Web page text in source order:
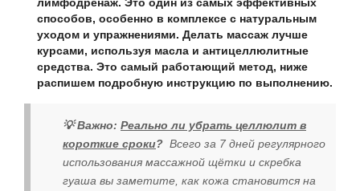
способов, особенно в комплексе с натуральным
уходом и упражнениями. Делать массаж лучше
курсами, используя масла и антицеллюлитные
средства. Это самый работающий метод, ниже
распишем подробную инструкцию по выполнению.
💡 Важно: Реально ли убрать целлюлит в
короткие сроки? Всего за 7 дней регулярного
использования массажной щётки и скребка
гуаша вы заметите, как кожа становится на